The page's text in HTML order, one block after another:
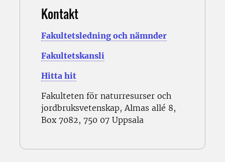
Kontakt
Fakultetsledning och nämnder
Fakultetskansli
Hitta hit
Fakulteten för naturresurser och
jordbruksvetenskap, Almas allé 8,
Box 7082, 750 07 Uppsala